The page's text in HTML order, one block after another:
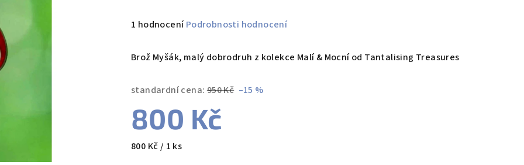
Průměrné
produktu
z
5
hvězdiček.
1 hodnocení Podrobnosti hodnocení
Brož Myšák, malý dobrodruh z kolekce Malí & Mocní od Tantalising Treasures
standardní cena: 950 Kč –15 %
800 Kč
Měrná
800 Kč / 1 ks